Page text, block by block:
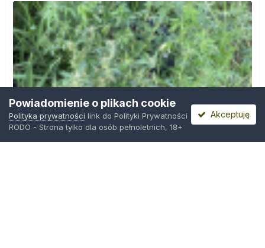
Powiadomienie o plikach cookie
Polityka prywatności link do Polityki Prywatności
RODO - Strona tylko dla osób pełnoletnich, 18+
Akceptuję